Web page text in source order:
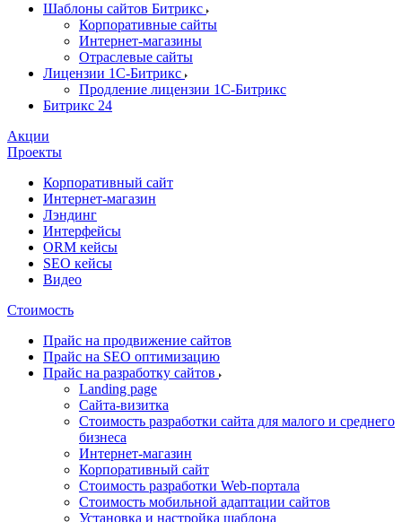
Шаблоны сайтов Битрикс
Корпоративные сайты
Интернет-магазины
Отраслевые сайты
Лицензии 1С-Битрикс
Продление лицензии 1С-Битрикс
Битрикс 24
Акции
Проекты
Корпоративный сайт
Интернет-магазин
Лэндинг
Интерфейсы
ORM кейсы
SEO кейсы
Видео
Стоимость
Прайс на продвижение сайтов
Прайс на SEO оптимизацию
Прайс на разработку сайтов
Landing page
Cайта-визитка
Стоимость разработки сайта для малого и среднего
бизнеса
Интернет-магазин
Корпоративный сайт
Стоимость разработки Web-портала
Стоимость мобильной адаптации сайтов
Установка и настройка шаблона